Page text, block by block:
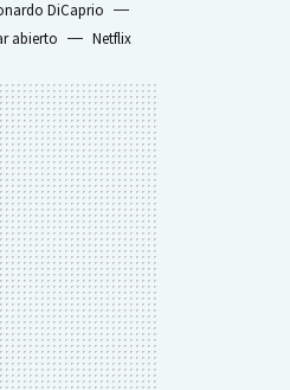
DiCaprio
abierto Netflix